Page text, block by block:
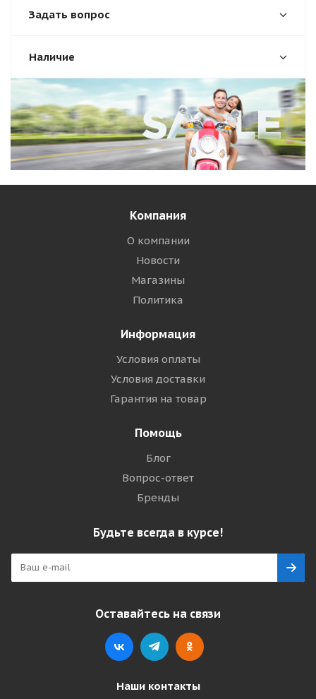
Задать вопрос
Наличие
Компания
О компании
Новости
Магазины
Политика
Информация
Условия оплаты
Условия доставки
Гарантия на товар
Помощь
Блог
Вопрос-ответ
Бренды
Будьте всегда в курсе!
Оставайтесь на связи
Наши контакты